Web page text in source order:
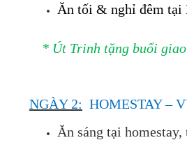
Ăn tối & nghỉ đêm tại
* Út Trinh tặng buổi
NGÀY 2: HOMESTAY –
Ăn sáng tại